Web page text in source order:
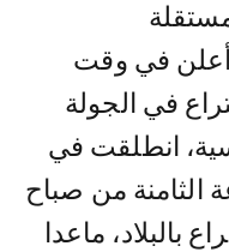
أعلن في وقت
في الجولة
انطلقت في
من صباح
بالبلاد، ماعدا